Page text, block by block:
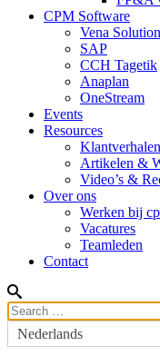
CPM Software
Vena
SAP
CCH Tagetik
Anaplan
OneStream
Events
Resources
Klantverhalen
Artikelen &
Video’s &
Over ons
Werken bij
Vacatures
Teamleden
Contact
Nederlands